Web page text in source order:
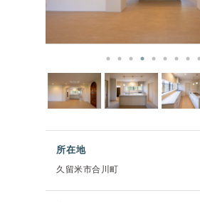
所在地
久留米市合川町